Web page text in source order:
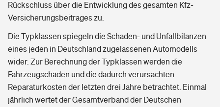
Rückschluss über die Entwicklung des gesamten Kfz-
Versicherungsbeitrages zu.
Die Typklassen spiegeln die Schaden- und Unfallbilanzen
eines jeden in Deutschland zugelassenen Automodells
wider. Zur Berechnung der Typklassen werden die
Fahrzeugschäden und die dadurch verursachten
Reparaturkosten der letzten drei Jahre betrachtet. Einmal
jährlich wertet der Gesamtverband der Deutschen